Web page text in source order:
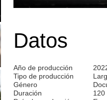
Datos
Año de producción
Tipo de producción
Género
Duración
120